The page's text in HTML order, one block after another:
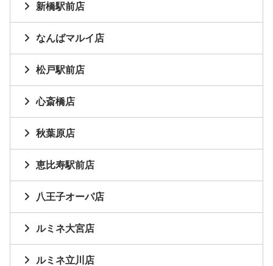
新橋駅前店
なんばマルイ店
松戸駅前店
心斎橋店
秋葉原店
恵比寿駅前店
八王子オーパ店
ルミネ大宮店
ルミネ立川店